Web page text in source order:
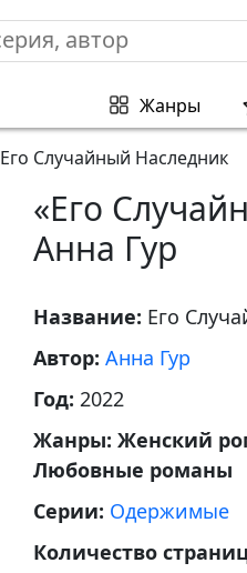
Жанры
Его Случайный Наследник
«Его
Анна Гур
Название: Его
Автор: Анна Гур
Год: 2022
Жанры: Женский
Любовные романы
Серии: Одержимые
Количество